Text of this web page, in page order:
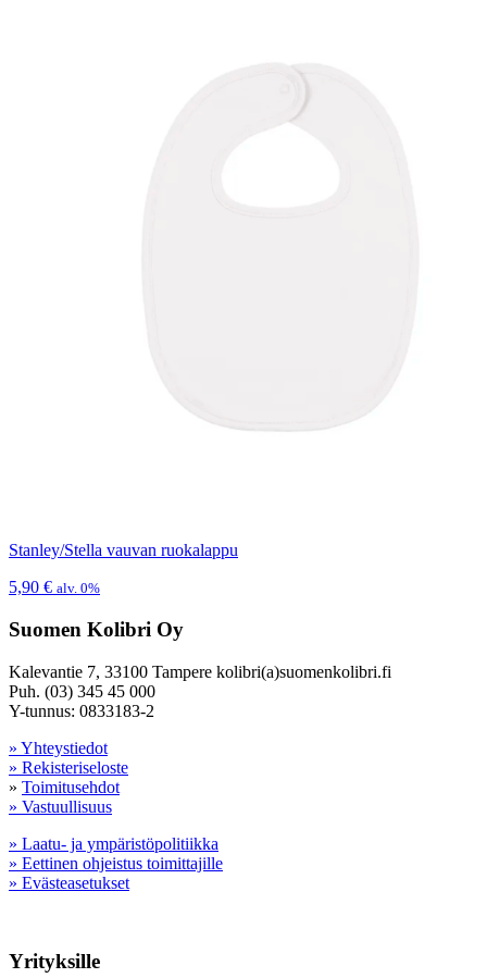
Stanley/Stella vauvan ruokalappu
5,90 € alv. 0%
Suomen Kolibri Oy
Kalevantie 7, 33100 Tampere kolibri(a)suomenkolibri.fi
Puh. (03) 345 45 000
Y-tunnus: 0833183-2
» Yhteystiedot
» Rekisteriseloste
» Toimitusehdot
» Vastuullisuus
» Laatu- ja ympäristöpolitiikka
» Eettinen ohjeistus toimittajille
» Evästeasetukset
Yrityksille